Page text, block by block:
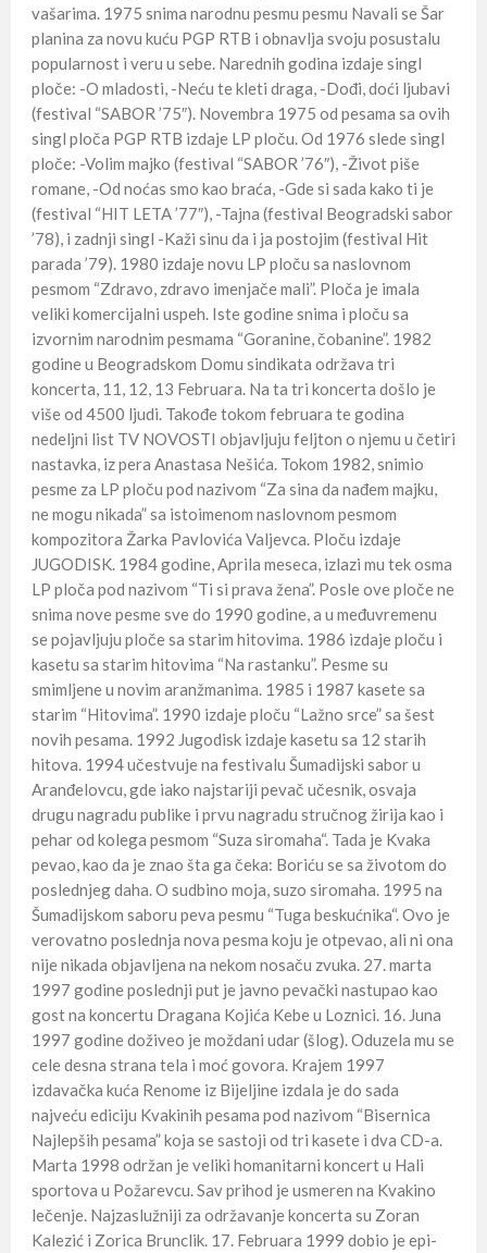
vašarima. 1975 snima narodnu pesmu pesmu Navali se Šar
planina za novu kuću PGP RTB i obnavlja svoju posustalu
popularnost i veru u sebe. Narednih godina izdaje singl
ploče: -O mladosti, -Neću te kleti draga, -Dođi, doći ljubavi
(festival “SABOR ’75″). Novembra 1975 od pesama sa ovih
singl ploča PGP RTB izdaje LP ploču. Od 1976 slede singl
ploče: -Volim majko (festival “SABOR ’76″), -Život piše
romane, -Od noćas smo kao braća, -Gde si sada kako ti je
(festival “HIT LETA ’77″), -Tajna (festival Beogradski sabor
’78), i zadnji singl -Kaži sinu da i ja postojim (festival Hit
parada ’79). 1980 izdaje novu LP ploču sa naslovnom
pesmom “Zdravo, zdravo imenjače mali”. Ploča je imala
veliki komercijalni uspeh. Iste godine snima i ploču sa
izvornim narodnim pesmama “Goranine, čobanine”. 1982
godine u Beogradskom Domu sindikata održava tri
koncerta, 11, 12, 13 Februara. Na ta tri koncerta došlo je
više od 4500 ljudi. Takođe tokom februara te godina
nedeljni list TV NOVOSTI objavljuju feljton o njemu u četiri
nastavka, iz pera Anastasa Nešića. Tokom 1982, snimio
pesme za LP ploču pod nazivom “Za sina da nađem majku,
ne mogu nikada” sa istoimenom naslovnom pesmom
kompozitora Žarka Pavlovića Valjevca. Ploču izdaje
JUGODISK. 1984 godine, Aprila meseca, izlazi mu tek osma
LP ploča pod nazivom “Ti si prava žena”. Posle ove ploče ne
snima nove pesme sve do 1990 godine, a u međuvremenu
se pojavljuju ploče sa starim hitovima. 1986 izdaje ploču i
kasetu sa starim hitovima “Na rastanku”. Pesme su
smimljene u novim aranžmanima. 1985 i 1987 kasete sa
starim “Hitovima”. 1990 izdaje ploču “Lažno srce” sa šest
novih pesama. 1992 Jugodisk izdaje kasetu sa 12 starih
hitova. 1994 učestvuje na festivalu Šumadijski sabor u
Aranđelovcu, gde iako najstariji pevač učesnik, osvaja
drugu nagradu publike i prvu nagradu stručnog žirija kao i
pehar od kolega pesmom “Suza siromaha“. Tada je Kvaka
pevao, kao da je znao šta ga čeka: Boriću se sa životom do
poslednjeg daha. O sudbino moja, suzo siromaha. 1995 na
Šumadijskom saboru peva pesmu “Tuga beskućnika“. Ovo je
verovatno poslednja nova pesma koju je otpevao, ali ni ona
nije nikada objavljena na nekom nosaču zvuka. 27. marta
1997 godine poslednji put je javno pevački nastupao kao
gost na koncertu Dragana Kojića Kebe u Loznici. 16. Juna
1997 godine doživeo je moždani udar (šlog). Oduzela mu se
cele desna strana tela i moć govora. Krajem 1997
izdavačka kuća Renome iz Bijeljine izdala je do sada
najveću ediciju Kvakinih pesama pod nazivom “Bisernica
Najlepših pesama” koja se sastoji od tri kasete i dva CD-a.
Marta 1998 održan je veliki homanitarni koncert u Hali
sportova u Požarevcu. Sav prihod je usmeren na Kvakino
lečenje. Najzaslužniji za održavanje koncerta su Zoran
Kalezić i Zorica Brunclik. 17. Februara 1999 dobio je epi-